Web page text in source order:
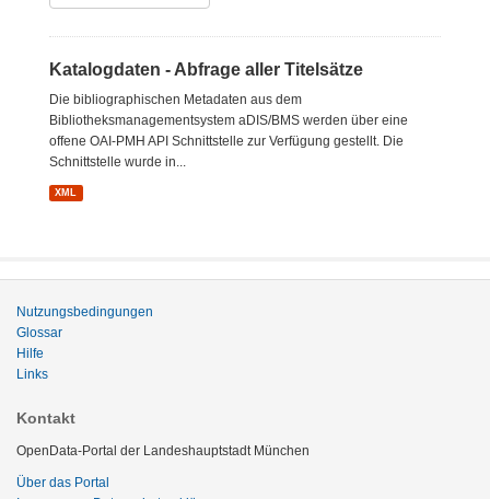
Katalogdaten - Abfrage aller Titelsätze
Die bibliographischen Metadaten aus dem
Bibliotheksmanagementsystem aDIS/BMS werden über eine
offene OAI-PMH API Schnittstelle zur Verfügung gestellt. Die
Schnittstelle wurde in...
XML
Nutzungsbedingungen
Glossar
Hilfe
Links
Kontakt
OpenData-Portal der Landeshauptstadt München
Über das Portal